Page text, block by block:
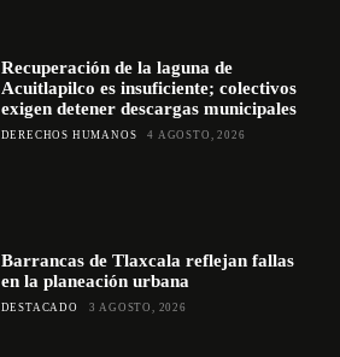
Recuperación de la laguna de
Acuitlapilco es insuficiente; colectivos
exigen detener descargas municipales
DERECHOS HUMANOS 4 AGOSTO, 2026
Barrancas de Tlaxcala reflejan fallas
en la planeación urbana
DESTACADO 3 AGOSTO, 2026